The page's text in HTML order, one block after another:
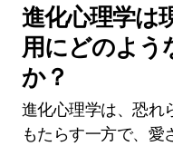
進化心理学は
用にどのよう
か？
進化心理学は、恐れ
もたらす一方で、愛